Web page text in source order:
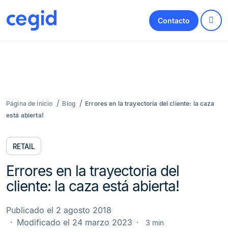
Contacto
Página de inicio Blog
Errores en la trayectoria del cliente: la caza
está abierta!
RETAIL
Errores en la trayectoria del
cliente: la caza está abierta!
Publicado el 2 agosto 2018
Modificado el 24 marzo 2023
3 min